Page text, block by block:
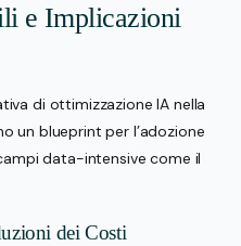
e Implicazioni
di ottimizzazione IA nella
un blueprint per l’adozione
data-intensive come il
dei Costi